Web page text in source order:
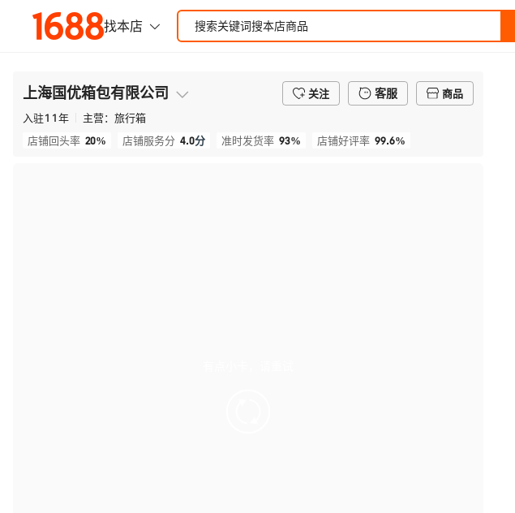
上海国优箱包有限公司 关注 客服
商品
入驻11年 主营： 旅行箱
店铺回头率 20% 店铺服务分 4.0分 准时发货率 93% 店铺好评率 99.6%